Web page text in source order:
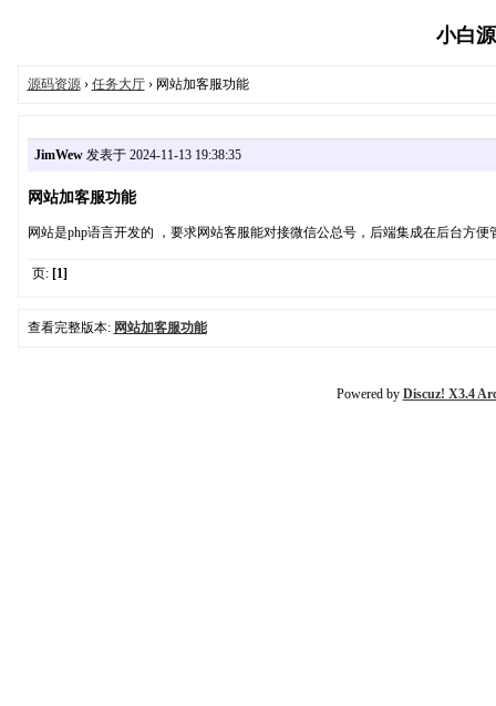
小白
源码资源› 任务大厅› 网站加客服功能
JimWew发表于 2024-11-13 19:38:35
网站加客服功能
网站是php语言开发的 ，要求网站客服能对接微信公总号，后端集成在后台方便
页: [1]
查看完整版本: 网站加客服功能
Powered by Discuz! X3.4